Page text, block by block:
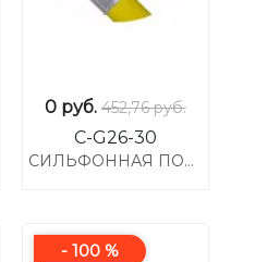
0 руб. 452,76 руб.
C-G26-30
СИЛЬФОННАЯ ПОДВОДКА 1/2 Г-Г 300СМ
- 100 %